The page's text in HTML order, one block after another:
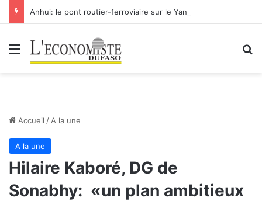
Menu
Accueil / A la une
A la une
Hilaire Kaboré, DG de
Sonabhy: «un plan ambitieux